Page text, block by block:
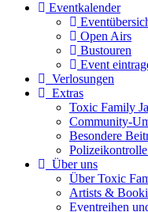
Eventkalender
Open Airs
Bustouren
Event
Verlosungen
Extras
Toxic Family
Community-
Besondere
Über uns
Über Toxic
Artists &
Eventreihen